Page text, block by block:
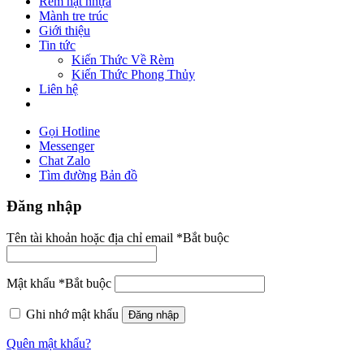
Mành tre trúc
Giới thiệu
Tin tức
Kiến Thức Về Rèm
Kiến Thức Phong Thủy
Liên hệ
Gọi Hotline
Messenger
Chat Zalo
Tìm đường Bản đồ
Đăng nhập
Tên tài khoản hoặc địa chỉ email *Bắt buộc
Mật khẩu *Bắt buộc
Ghi nhớ mật khẩu Đăng nhập
Quên mật khẩu?